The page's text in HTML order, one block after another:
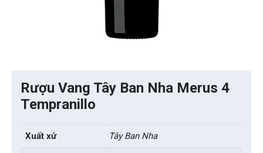
Rượu Vang Tây Ban Nha Merus 4
Tempranillo
Xuất xứ Tây Ban Nha